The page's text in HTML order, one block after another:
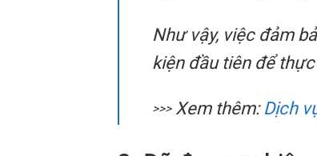
Như vậy, việc đảm
kiện đầu tiên để
>>>Xem thêm:Dịch